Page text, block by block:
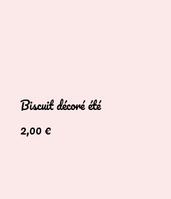
Biscuit décoré été
2,00 €